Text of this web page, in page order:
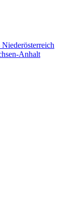
Anhalt